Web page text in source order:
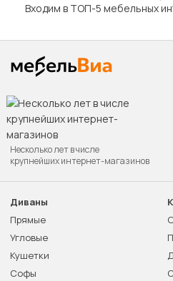
Входим в ТОП-5 мебельных
Несколько лет в числе
крупнейших интернет-магазинов
Диваны
Прямые
Угловые
Кушетки
Софы